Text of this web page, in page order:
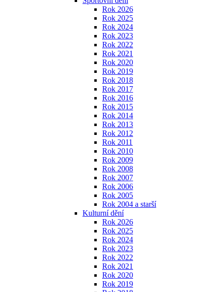
Rok 2026
Rok 2025
Rok 2024
Rok 2023
Rok 2022
Rok 2021
Rok 2020
Rok 2019
Rok 2018
Rok 2017
Rok 2016
Rok 2015
Rok 2014
Rok 2013
Rok 2012
Rok 2011
Rok 2010
Rok 2009
Rok 2008
Rok 2007
Rok 2006
Rok 2005
Rok 2004 a starší
Kulturní dění
Rok 2026
Rok 2025
Rok 2024
Rok 2023
Rok 2022
Rok 2021
Rok 2020
Rok 2019